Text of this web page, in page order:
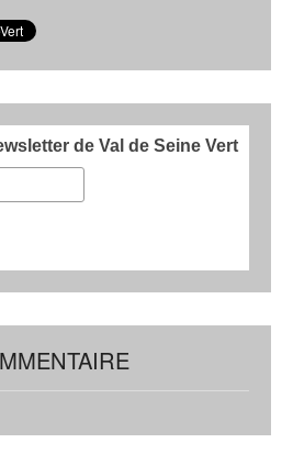
de Val de Seine Vert